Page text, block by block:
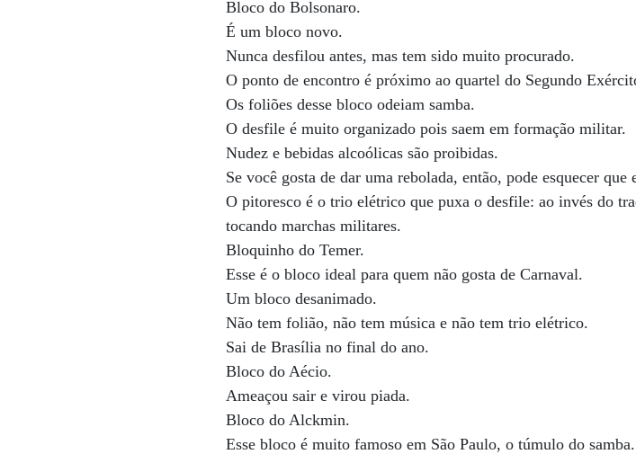
Bloco do Bolsonaro.
É um bloco novo.
Nunca desfilou antes, mas tem sido muito procurado.
O ponto de encontro é próximo ao quartel do Segundo
Os foliões desse bloco odeiam samba.
O desfile é muito organizado pois saem em formação militar.
Nudez e bebidas alcoólicas são proibidas.
Se você gosta de dar uma rebolada, então, pode esquecer que
O pitoresco é o trio elétrico que puxa o desfile: ao invés do
tocando marchas militares.
Bloquinho do Temer.
Esse é o bloco ideal para quem não gosta de Carnaval.
Um bloco desanimado.
Não tem folião, não tem música e não tem trio elétrico.
Sai de Brasília no final do ano.
Bloco do Aécio.
Ameaçou sair e virou piada.
Bloco do Alckmin.
Esse bloco é muito famoso em São Paulo, o túmulo do samba.